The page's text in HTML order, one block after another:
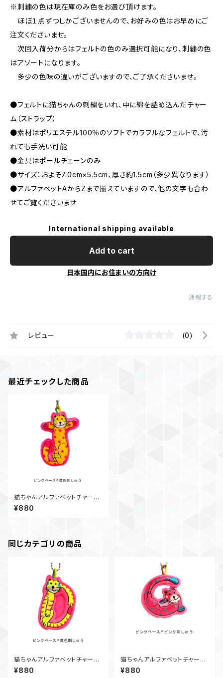
※刺繍の色は現在庫のみ色をお選び頂けます。
ほぼ１点ずつしかございませんので、お好みの色はお早めにご
注文くださいませ。
次回入荷分からはフェルトの色のみ選択可能になり、刺繍の色
はアソートになります。
多少の色味の違いがございますので、ご了承くださいませ。
●フェルトに猫ちゃんの刺繍をいれ、中に綿を詰め込んだチャー
ム（ストラップ）
●素材はポリエステル100％のソフトでカラフルなフェルトで、汚
れても手洗い可能
●金具はポールチェーンのみ
●サイズ：およそ7.0cm×5.5cm、厚さ約1.5cm（多少異なります）
●アルファベットAからZまで揃えていますので、他の文字も合わ
せてご覧くださいませ
International shipping available
Add to cart
日本国内にお住まいの方向け
通報する
レビュー (0)
最近チェックした商品
猫ちゃんアルファベットチャー
ム J
¥880
同じカテゴリの商品
猫ちゃんアルファベットチャー
ム D
¥880
猫ちゃんアルファベットチャー
ム G
¥880